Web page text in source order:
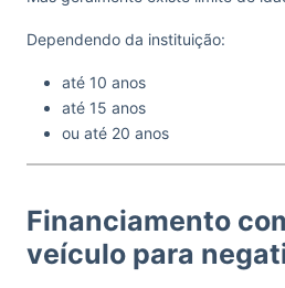
Dependendo da instituição:
até 10 anos
até 15 anos
ou até 20 anos
Financiamento
veículo para